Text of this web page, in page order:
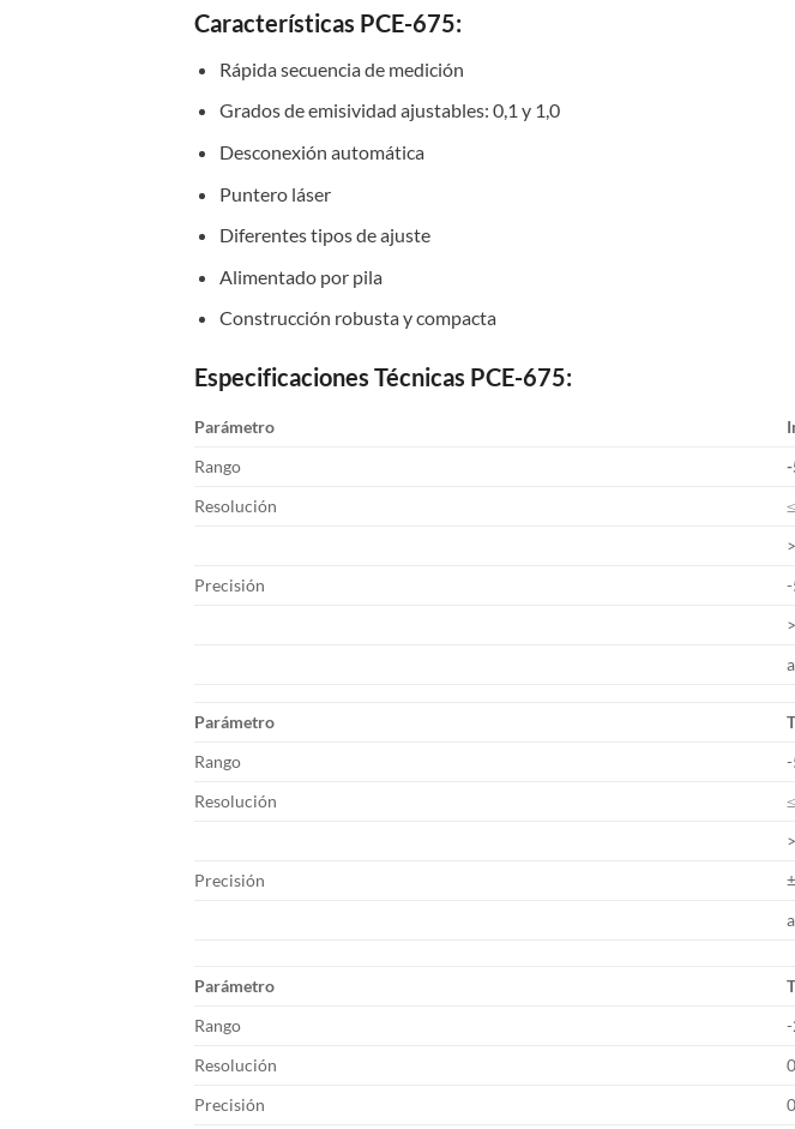
Características PCE-675:
Rápida secuencia de medición
Grados de emisividad ajustables: 0,1 y 1,0
Desconexión automática
Puntero láser
Diferentes tipos de ajuste
Alimentado por pila
Construcción robusta y compacta
Especificaciones Técnicas PCE-675:
Parámetro
Rango
Resolución
Precisión
Parámetro
Rango
Resolución
Precisión
Parámetro
Rango
Resolución
Precisión